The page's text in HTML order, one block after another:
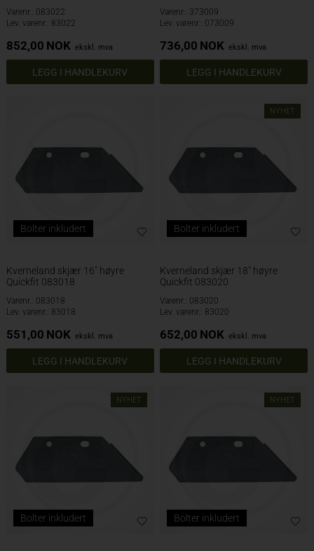
Varenr.: 083022
Lev. varenr.: 83022
852,00 NOK ekskl. mva
Varenr.: 373009
Lev. varenr.: 073009
736,00 NOK ekskl. mva
Bolter inkludert
Kverneland skjær 16" høyre
Quickfit 083018
Varenr.: 083018
Lev. varenr.: 83018
551,00 NOK ekskl. mva
NYHET
Bolter inkludert
Kverneland skjær 18" høyre
Quickfit 083020
Varenr.: 083020
Lev. varenr.: 83020
652,00 NOK ekskl. mva
NYHET
Bolter inkludert
NYHET
Bolter inkludert